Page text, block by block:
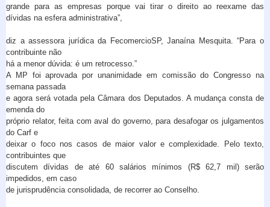
grande para as empresas porque vai tirar o direito ao reexame das
dívidas na esfera administrativa”,
diz a assessora jurídica da FecomercioSP, Janaína Mesquita. “Para o
contribuinte não
há a menor dúvida: é um retrocesso.”
A MP foi aprovada por unanimidade em comissão do Congresso na
semana passada
e agora será votada pela Câmara dos Deputados. A mudança consta de
emenda do
próprio relator, feita com aval do governo, para desafogar os julgamentos
do Carf e
deixar o foco nos casos de maior valor e complexidade. Pelo texto,
contribuintes que
discutem dívidas de até 60 salários mínimos (R$ 62,7 mil) serão
impedidos, em caso
de jurisprudência consolidada, de recorrer ao Conselho.